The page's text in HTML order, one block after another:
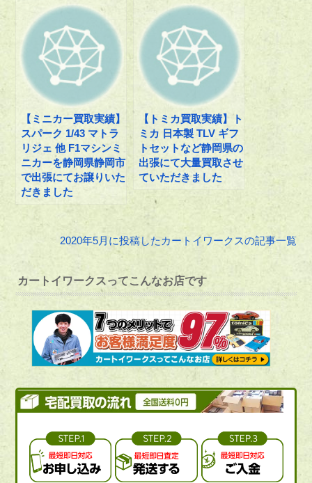
【ミニカー買取実績】
スパーク 1/43 マトラ
リジェ 他 F1マシンミ
ニカーを静岡県静岡市
で出張にてお譲りいた
だきました
【トミカ買取実績】ト
ミカ 日本製 TLV ギフ
トセットなど静岡県の
出張にて大量買取させ
ていただきました
2020年5月に投稿したカートイワークスの記事一覧
カートイワークスってこんなお店です